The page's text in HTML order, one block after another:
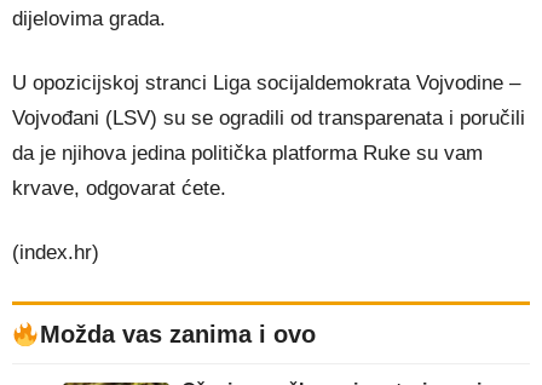
dijelovima grada.
U opozicijskoj stranci Liga socijaldemokrata Vojvodine –
Vojvođani (LSV) su se ogradili od transparenata i poručili
da je njihova jedina politička platforma Ruke su vam
krvave, odgovarat ćete.
(index.hr)
Možda vas zanima i ovo